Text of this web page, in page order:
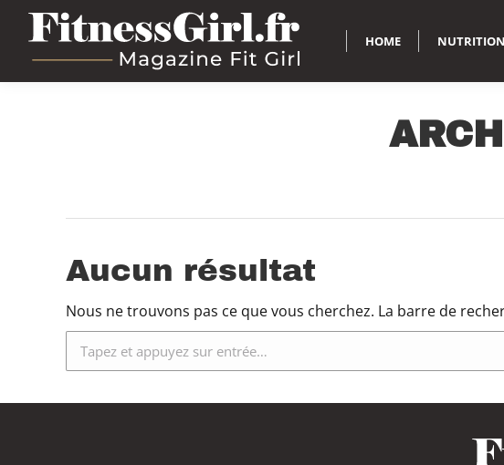
HOME
Aucun résultat
Nous ne trouvons pas ce que vous cherchez. La barre de